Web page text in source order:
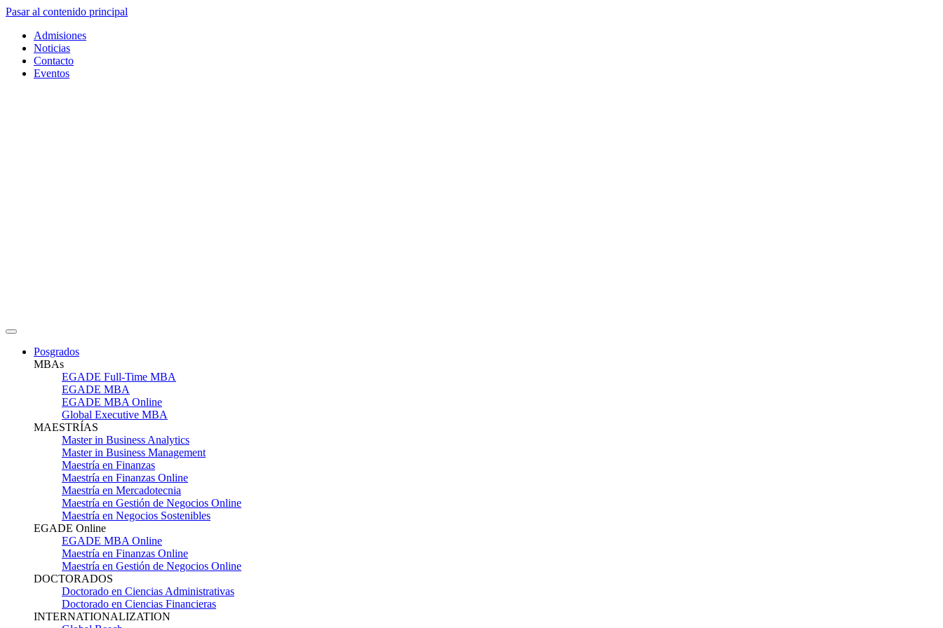
Pasar al contenido principal
Admisiones
Noticias
Contacto
Eventos
Posgrados
MBAs
EGADE Full-Time MBA
EGADE MBA
EGADE MBA Online
Global Executive MBA
MAESTRÍAS
Master in Business Analytics
Master in Business Management
Maestría en Finanzas
Maestría en Finanzas Online
Maestría en Mercadotecnia
Maestría en Gestión de Negocios Online
Maestría en Negocios Sostenibles
EGADE Online
EGADE MBA Online
Maestría en Finanzas Online
Maestría en Gestión de Negocios Online
DOCTORADOS
Doctorado en Ciencias Administrativas
Doctorado en Ciencias Financieras
INTERNATIONALIZATION